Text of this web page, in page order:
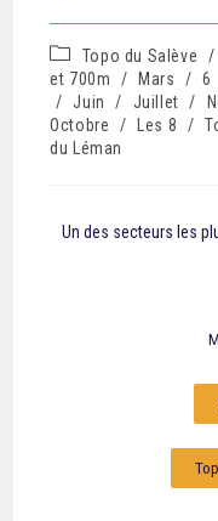
Topo du Salève /
et 700m
/ Mars / 6
/ Juin / Juillet /
Octobre
/ Les 8 /
du Léman
Un des secteurs les